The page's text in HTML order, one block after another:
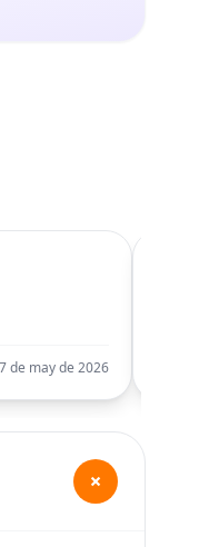
de may de 2026
+